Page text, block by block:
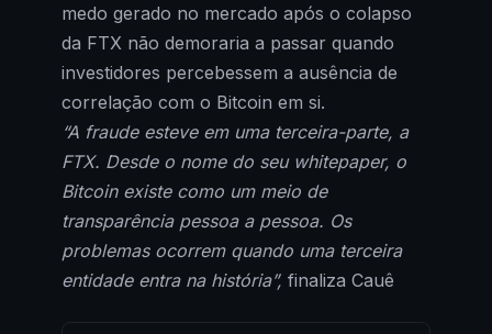
medo gerado no mercado após o colapso
da FTX não demoraria a passar quando
investidores percebessem a ausência de
correlação com o Bitcoin em si.
“A fraude esteve em uma terceira-parte, a
FTX. Desde o nome do seu whitepaper, o
Bitcoin existe como um meio de
transparência pessoa a pessoa. Os
problemas ocorrem quando uma terceira
entidade entra na história”, finaliza Cauê